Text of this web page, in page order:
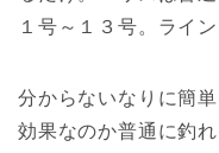
１号～１３号。ライン
分からないなりに簡
効果なのか普通に釣れ